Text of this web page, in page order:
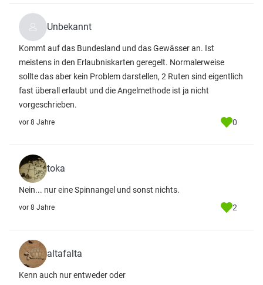
Unbekannt
Kommt auf das Bundesland und das Gewässer an. Ist
meistens in den Erlaubniskarten geregelt. Normalerweise
sollte das aber kein Problem darstellen, 2 Ruten sind eigentlich
fast überall erlaubt und die Angelmethode ist ja nicht
vorgeschrieben.
vor 8 Jahre 0
toka
Nein... nur eine Spinnangel und sonst nichts.
vor 8 Jahre 2
altafalta
Kenn auch nur entweder oder